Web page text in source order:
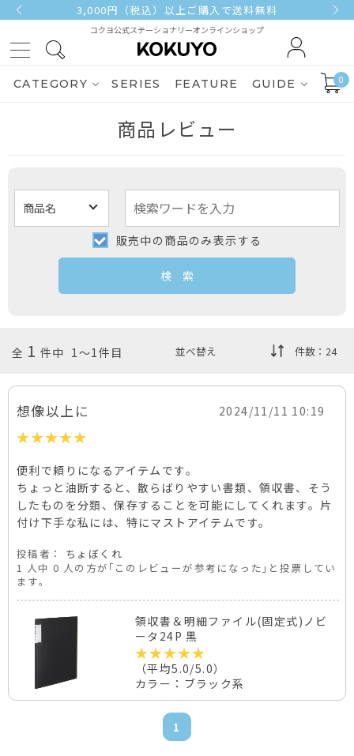
3,000円（税込）以上ご購入で送料無料
コクヨ公式ステーショナリーオンラインショップ
CATEGORY SERIES FEATURE GUIDE 0
商品レビュー
販売中の商品のみ表示する
全 1 件中 1～1件目
想像以上に 2024/11/11 10:19
便利で頼りになるアイテムです。
ちょっと油断すると、散らばりやすい書類、領収書、そう
したものを分類、保存することを可能にしてくれます。片
付け下手な私には、特にマストアイテムです。
投稿者： ちょぼくれ
1 人中 0 人の方が｢このレビューが参考になった｣と投票してい
ます。
領収書＆明細ファイル(固定式)ノビ
ータ24P 黒
（平均5.0/5.0）
カラー：ブラック系
1